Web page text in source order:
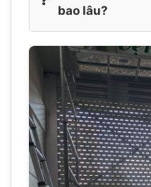
bao lâu?